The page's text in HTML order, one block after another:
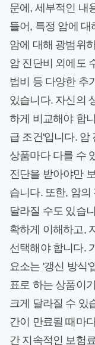
문에, 세부적인 내
들어, 특정 암에
암에 대해 광범위
암 진단비 외에도
법비 등 다양한 추
있습니다. 자신의
하게 비교해야 합
급 조건'입니다. 암
상품마다 다를 수
진단을 받아야만
습니다. 또한, 암의
달라질 수도 있습
확하게 이해하고,
선택해야 합니다.
요소는 '갱신 방식'
표로 하는 상품이
크게 달라질 수 있
간이 만료될 때마
간 지속적인 보험